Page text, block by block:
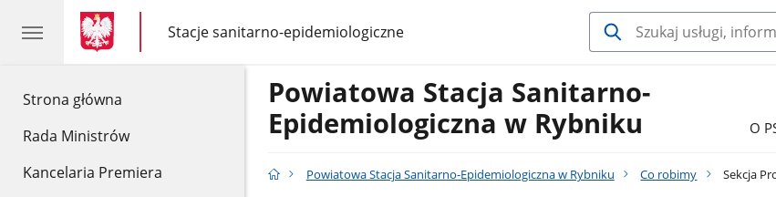
Strona główna
Rada Ministrów
Kancelaria Premiera
gov.pl
gov.pl
Stacje sanitarno-epidemiologiczne
gov.pl
Stacje
sanitarno-
epidemiologiczne
Powiatowa Stacja Sanitarno-
Epidemiologiczna w Rybniku
O
Powiatowa Stacja Sanitarno-Epidemiologiczna w Rybniku Co robimy Sekcja